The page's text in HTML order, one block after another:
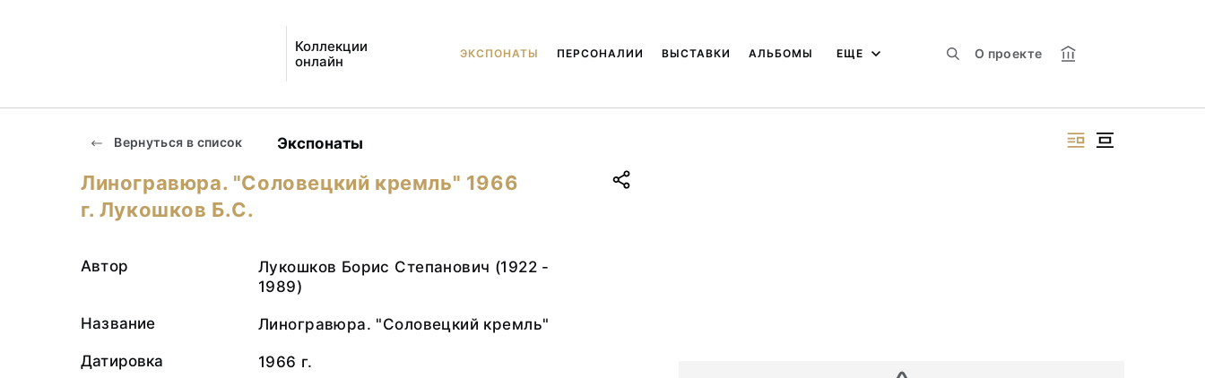
Коллекции
онлайн
О проекте
ЭКСПОНАТЫ ПЕРСОНАЛИИ ВЫСТАВКИ АЛЬБОМЫ ЕЩЕ
Вернуться в список Экспонаты
Линогравюра. "Соловецкий кремль" 1966
г. Лукошков Б.С.
Автор
Лукошков Борис Степанович (1922 -
1989)
Название Линогравюра. "Соловецкий кремль"
Датировка 1966 г.